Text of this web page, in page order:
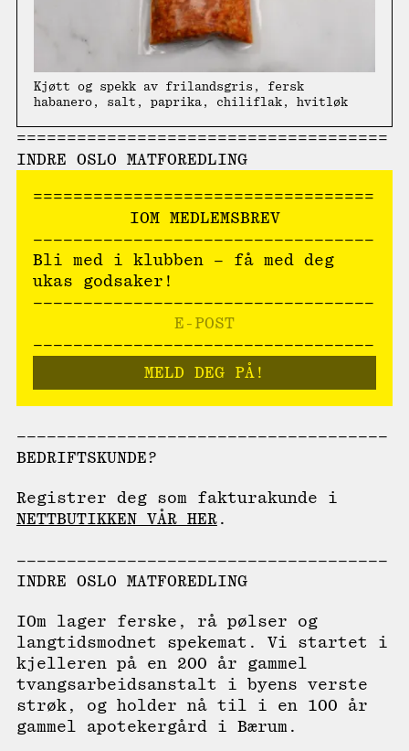
INDRE OSLO MATFOREDLING
IOM MEDLEMSBREV
Bli med i klubben – få med deg
ukas godsaker!
MELD DEG PÅ!
BEDRIFTSKUNDE?
Registrer deg som fakturakunde i
NETTBUTIKKEN VÅR HER.
INDRE OSLO MATFOREDLING
IOm lager ferske, rå pølser og
langtidsmodnet spekemat. Vi startet i
kjelleren på en 200 år gammel
tvangsarbeidsanstalt i byens verste
strøk, og holder nå til i en 100 år
gammel apotekergård i Bærum.
Kjøtt og spekk av frilandsgris, fersk
habanero, salt, paprika, chiliflak, hvitløk